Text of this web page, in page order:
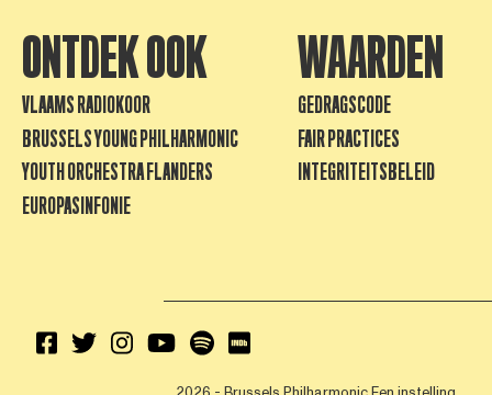
ONTDEK OOK
VLAAMS RADIOKOOR
BRUSSELS YOUNG PHILHARMONIC
YOUTH ORCHESTRA FLANDERS
EUROPASINFONIE
WAARDEN
GEDRAGSCODE
FAIR PRACTICES
INTEGRITEITSBELEID